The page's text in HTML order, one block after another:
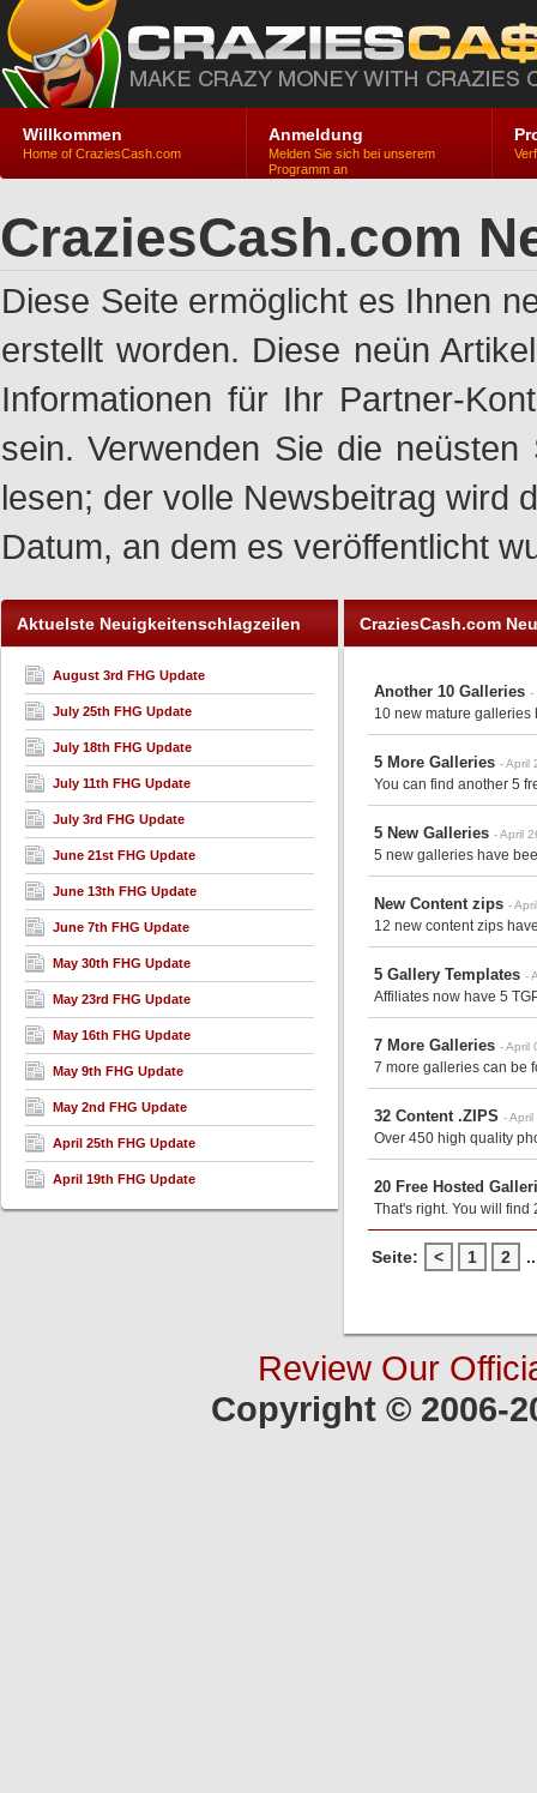
Willkommen
Home of CraziesCash.com
Anmeldung
Melden Sie sich bei unserem
Programm an
CraziesCash.com
Diese Seite ermöglicht es Ihnen
erstellt worden. Diese neün
Informationen für Ihr Partner-
sein. Verwenden Sie die
lesen; der volle Newsbeitrag wird
Datum, an dem es veröffentlicht
Aktuelste Neuigkeitenschlagzeilen
August 3rd FHG Update
July 25th FHG Update
July 18th FHG Update
July 11th FHG Update
July 3rd FHG Update
June 21st FHG Update
June 13th FHG Update
June 7th FHG Update
May 30th FHG Update
May 23rd FHG Update
May 16th FHG Update
May 9th FHG Update
May 2nd FHG Update
April 25th FHG Update
April 19th FHG Update
CraziesCash.com
Another 10 Galleries -
10 new mature galleries
5 More Galleries - April
You can find another 5
5 New Galleries - April
5 new galleries have
New Content zips -
12 new content zips
5 Gallery Templates -
Affiliates now have 5
7 More Galleries - April
7 more galleries can be
32 Content .ZIPS -
Over 450 high quality
20 Free Hosted
That's right. You will
Seite: < 1 2
Review Our
Copyright © 2006-